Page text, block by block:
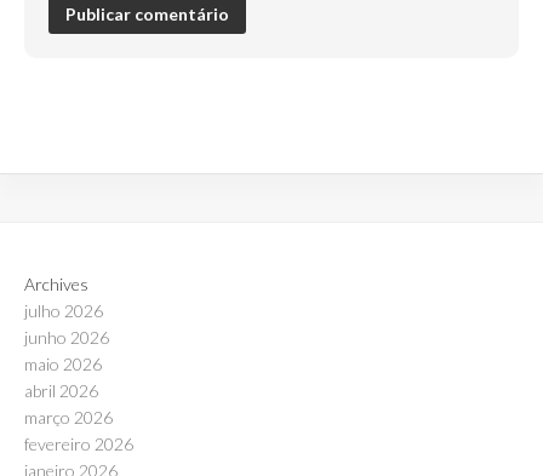
Archives
julho 2026
junho 2026
maio 2026
abril 2026
março 2026
fevereiro 2026
janeiro 2026